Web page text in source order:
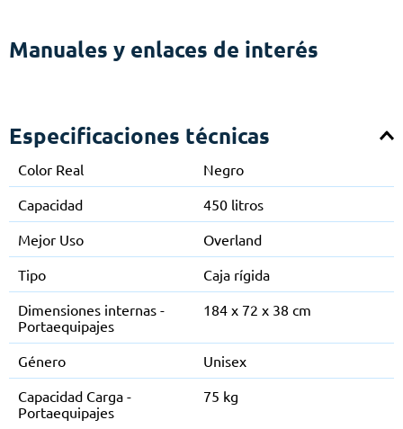
Manuales y enlaces de interés
Especificaciones técnicas
Color Real
Negro
Capacidad
450 litros
Mejor Uso
Overland
Tipo
Caja rígida
Dimensiones internas -
Portaequipajes
184 x 72 x 38 cm
Género
Unisex
Capacidad Carga -
Portaequipajes
75 kg